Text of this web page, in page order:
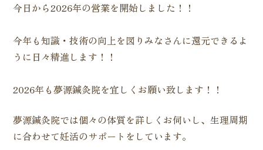
今日から2026年の営業を開始しました！！
今年も知識・技術の向上を図りみなさんに還元できるよ
うに日々精進します！！
2026年も夢源鍼灸院を宜しくお願い致します！！
夢源鍼灸院では個々の体質を詳しくお伺いし、生理周期
に合わせて妊活のサポートをしています。